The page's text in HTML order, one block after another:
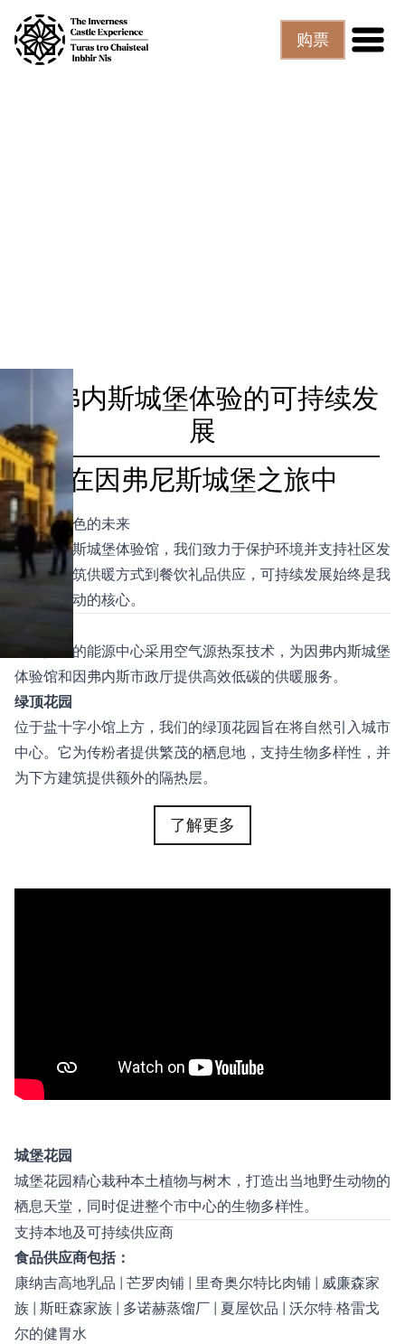
购票
因弗内斯城堡体验的可持续发
展
在因弗尼斯城堡之旅中
创造更绿色的未来
在因弗内斯城堡体验馆，我们致力于保护环境并支持社区发
展。从建筑供暖方式到餐饮礼品供应，可持续发展始终是我
们一切行动的核心。
我们共享的能源中心采用空气源热泵技术，为因弗内斯城堡
体验馆和因弗内斯市政厅提供高效低碳的供暖服务。
绿顶花园
位于盐十字小馆上方，我们的绿顶花园旨在将自然引入城市
中心。它为传粉者提供繁茂的栖息地，支持生物多样性，并
为下方建筑提供额外的隔热层。
了解更多
城堡花园
城堡花园精心栽种本土植物与树木，打造出当地野生动物的
栖息天堂，同时促进整个市中心的生物多样性。
支持本地及可持续供应商
食品供应商包括：
康纳吉高地乳品 | 芒罗肉铺 | 里奇奥尔特比肉铺 | 威廉森家
族 | 斯旺森家族 | 多诺赫蒸馏厂 | 夏屋饮品 | 沃尔特·格雷戈
尔的健胃水